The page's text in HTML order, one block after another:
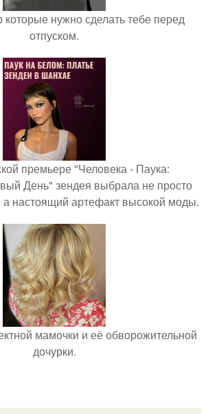
которые нужно сделать тебе перед
отпуском.
премьере "Человека - Паука:
День" зендея выбрала не просто
настоящий артефакт высокой моды.
мамочки и её обворожительной
дочурки.